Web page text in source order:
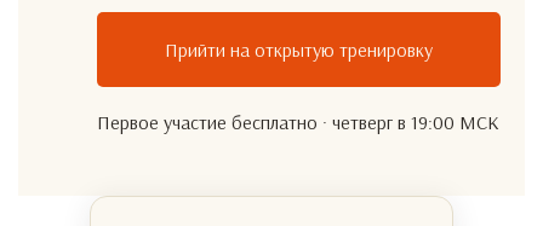
Прийти на открытую тренировку
Первое участие бесплатно · четверг в 19:00 МСК